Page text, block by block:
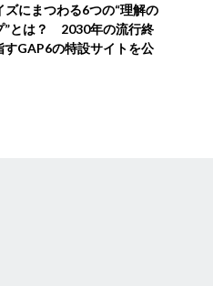
ズにまつわる6つの“理解の
”とは？ 2030年の流行終
すGAP6の特設サイトを公